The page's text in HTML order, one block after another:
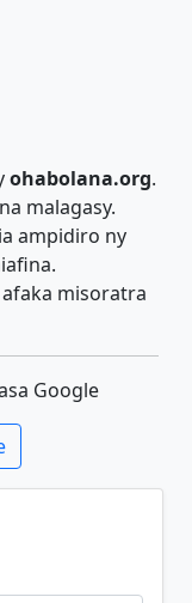
ohabolana.org.
malagasy.
ampidiro ny
misoratra
Google